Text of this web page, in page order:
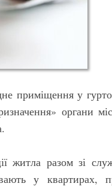
приміщення у
органи
житла разом зі
у квартирах,